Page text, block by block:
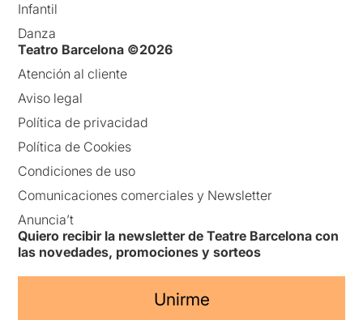
Infantil
Danza
Teatro Barcelona ©2026
Atención al cliente
Aviso legal
Política de privacidad
Política de Cookies
Condiciones de uso
Comunicaciones comerciales y Newsletter
Anuncia’t
Quiero recibir la newsletter de Teatre Barcelona con
las novedades, promociones y sorteos
Unirme